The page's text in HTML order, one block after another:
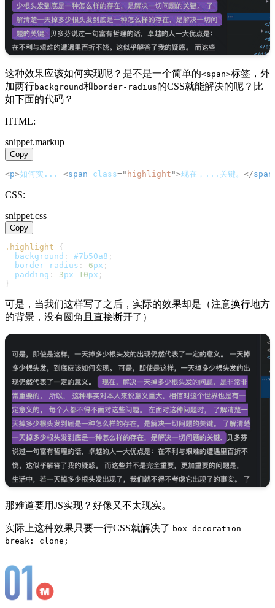
这种效果应该如何实现呢？是不是一个简单的<span>标签，外
加两行background和 border-radius的CSS就能解决的呢？比
如下面的代码？
HTML:
snippet.markup
Copy
<p>如何实... <span class=" highlight ">现在，...关键。 </span
CSS:
snippet.css
Copy
.highlight
{
background : #7b50a8 ;
border-radius : 6px ;
padding : 3px 10px ;
}
可是，当我们这样写了之后，实际的效果却是（注意换行地方
的背景，没有圆角且直接断开了）
那难道要用JS实现？好像又不太现实。
实际上这种效果只要一行CSS就解决了 box-decoration-
break: clone;